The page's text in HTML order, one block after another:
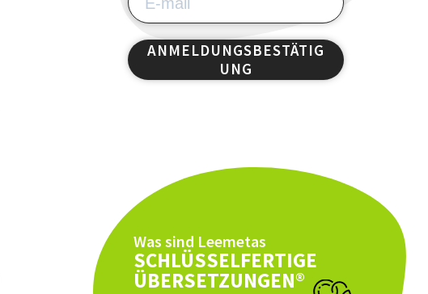
ANMELDUNGSBESTÄTIG
UNG
Was sind Leemetas
SCHLÜSSELFERTIGE
ÜBERSETZUNGEN®